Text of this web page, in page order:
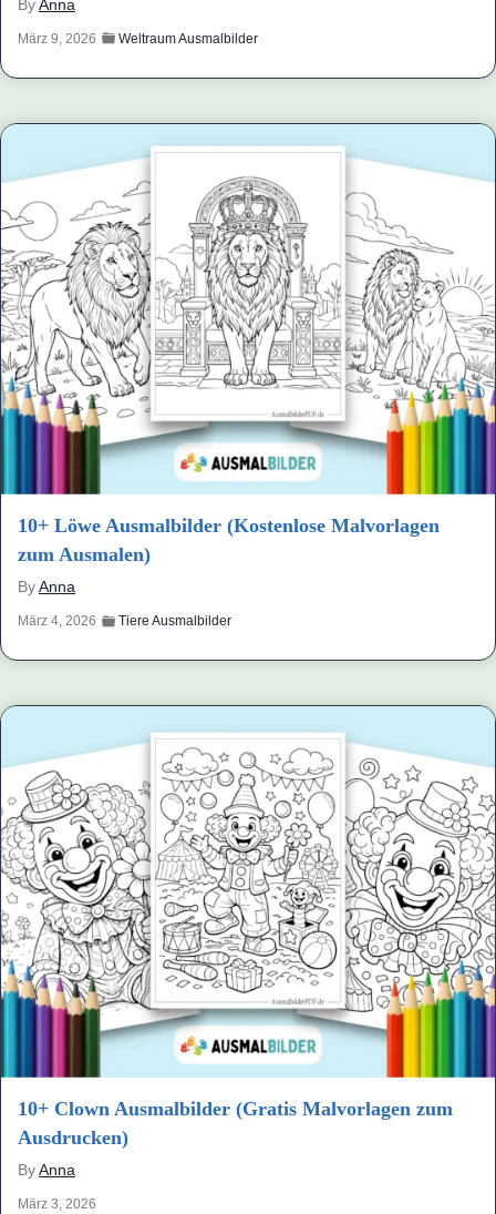
ByAnna
März 9, 2026 Weltraum Ausmalbilder
10+ Löwe Ausmalbilder (Kostenlose Malvorlagen
zum Ausmalen)
ByAnna
März 4, 2026 Tiere Ausmalbilder
10+ Clown Ausmalbilder (Gratis Malvorlagen zum
Ausdrucken)
ByAnna
März 3, 2026